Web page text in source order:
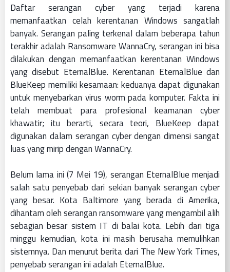
Daftar serangan cyber yang terjadi karena
memanfaatkan celah kerentanan Windows sangatlah
banyak. Serangan paling terkenal dalam beberapa tahun
terakhir adalah Ransomware WannaCry, serangan ini bisa
dilakukan dengan memanfaatkan kerentanan Windows
yang disebut EternalBlue. Kerentanan EternalBlue dan
BlueKeep memiliki kesamaan: keduanya dapat digunakan
untuk menyebarkan virus worm pada komputer. Fakta ini
telah membuat para profesional keamanan cyber
khawatir; itu berarti, secara teori, BlueKeep dapat
digunakan dalam serangan cyber dengan dimensi sangat
luas yang mirip dengan WannaCry.
Belum lama ini (7 Mei 19), serangan EternalBlue menjadi
salah satu penyebab dari sekian banyak serangan cyber
yang besar. Kota Baltimore yang berada di Amerika,
dihantam oleh serangan ransomware yang mengambil alih
sebagian besar sistem IT di balai kota. Lebih dari tiga
minggu kemudian, kota ini masih berusaha memulihkan
sistemnya. Dan menurut berita dari The New York Times,
penyebab serangan ini adalah EternalBlue.